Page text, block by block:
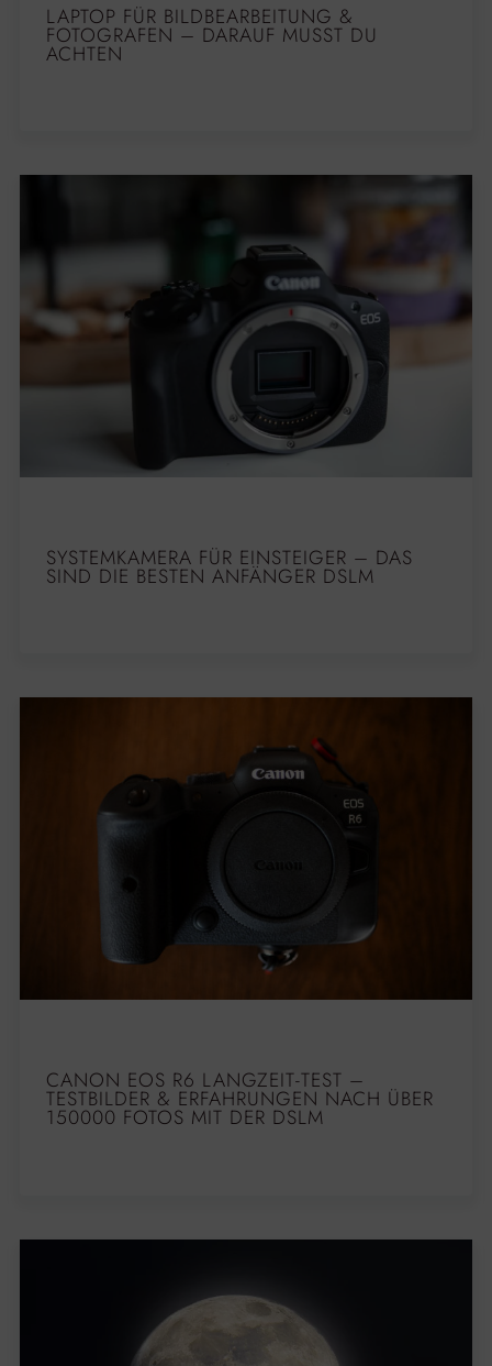
LAPTOP FÜR BILDBEARBEITUNG &
FOTOGRAFEN – DARAUF MUSST DU
ACHTEN
SYSTEMKAMERA FÜR EINSTEIGER – DAS
SIND DIE BESTEN ANFÄNGER DSLM
CANON EOS R6 LANGZEIT-TEST –
TESTBILDER & ERFAHRUNGEN NACH ÜBER
150000 FOTOS MIT DER DSLM